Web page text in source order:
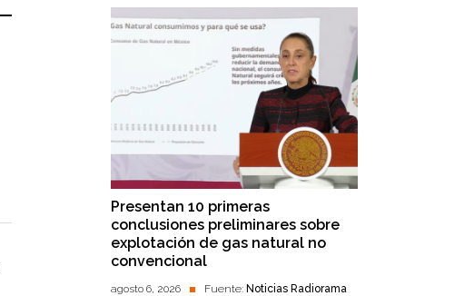
Presentan 10 primeras
conclusiones preliminares sobre
explotación de gas natural no
convencional
agosto 6, 2026 Fuente: Noticias Radiorama